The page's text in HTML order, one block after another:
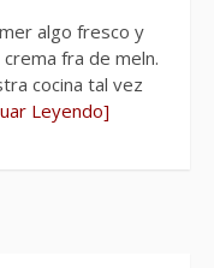
algo fresco y
fra de meln.
cocina tal vez
Leyendo]